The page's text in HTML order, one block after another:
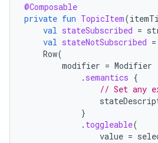
@Composable
private fun TopicItem(
val stateSubscribed =
val stateNotSubscribed =
Row(
modifier = Modifier
. semantics {
// Set any
}
. toggleable(
value =